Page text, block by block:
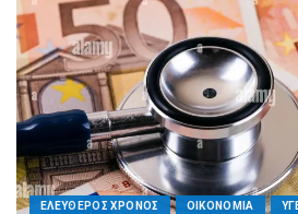
ΕΛΕΥΘΕΡΟΣ ΧΡΟΝΟΣ ΟΙΚΟΝΟΜΙΑ